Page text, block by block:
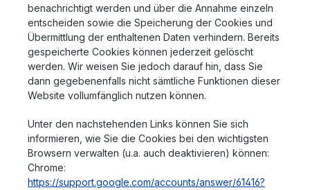
benachrichtigt werden und über die Annahme einzeln
entscheiden sowie die Speicherung der Cookies und
Übermittlung der enthaltenen Daten verhindern. Bereits
gespeicherte Cookies können jederzeit gelöscht
werden. Wir weisen Sie jedoch darauf hin, dass Sie
dann gegebenenfalls nicht sämtliche Funktionen dieser
Website vollumfänglich nutzen können.
Unter den nachstehenden Links können Sie sich
informieren, wie Sie die Cookies bei den wichtigsten
Browsern verwalten (u.a. auch deaktivieren) können:
Chrome:
https://support.google.com/accounts/answer/61416?